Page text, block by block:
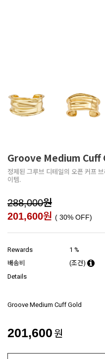
Groove Medium Cuff
정제된 그루브 디테일의 오픈 커프
이템.
288,000원
201,600원 ( 30% OFF)
Rewards
1 %
배송비
(조건)
Details
Groove Medium Cuff Gold
201,600원